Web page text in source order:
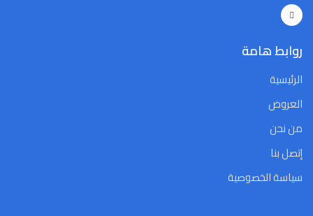
روابط هامة
الرئيسية
العروض
من نحن
إتصل بنا
سياسة الخصوصية